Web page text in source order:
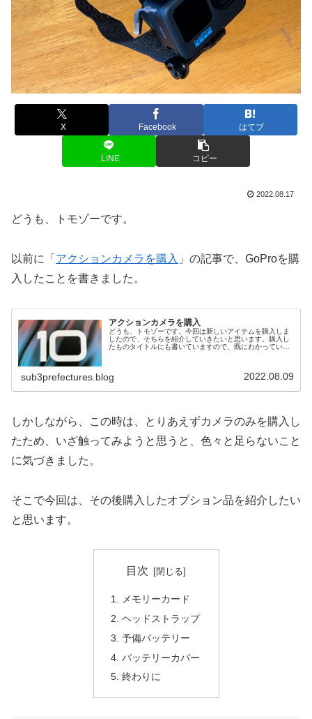
X Facebook はてブ
LINE コピー
2022.08.17
どうも、トモゾーです。
以前に「 アクションカメラを購入 」の記事で、GoProを購
入したことを書きました。
アクションカメラを購入
どうも、トモゾーです。今回は新しいアイテムを購入しま
したので、そちらを紹介していきたいと思います。購入し
たものタイトルにも書いていますので、既にわかっている
sub3prefectures.blog 2022.08.09
しかしながら、この時は、とりあえずカメラのみを購入し
たため、いざ触ってみようと思うと、色々と足らないこと
に気づきました。
そこで今回は、その後購入したオプション品を紹介したい
と思います。
目次
メモリーカード
ヘッドストラップ
予備バッテリー
バッテリーカバー
終わりに